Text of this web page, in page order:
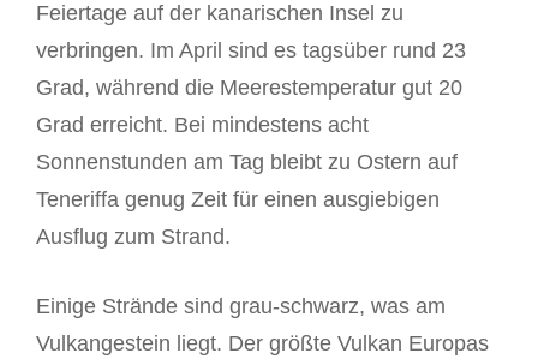
Feiertage auf der kanarischen Insel zu
verbringen. Im April sind es tagsüber rund 23
Grad, während die Meerestemperatur gut 20
Grad erreicht. Bei mindestens acht
Sonnenstunden am Tag bleibt zu Ostern auf
Teneriffa genug Zeit für einen ausgiebigen
Ausflug zum Strand.
Einige Strände sind grau-schwarz, was am
Vulkangestein liegt. Der größte Vulkan Europas